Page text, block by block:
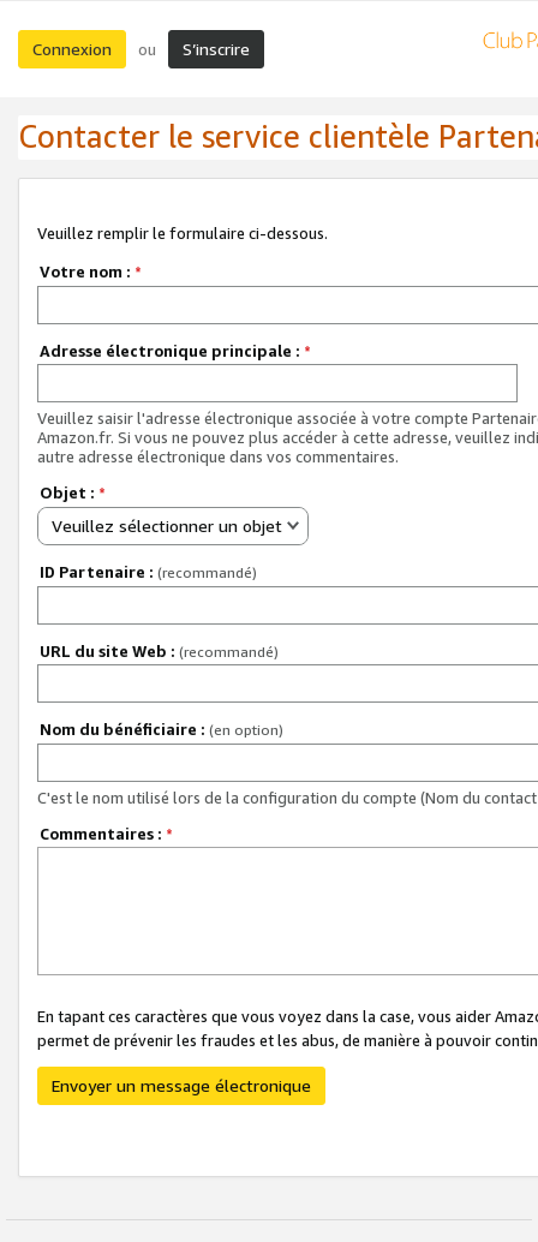
Connexion ou S’inscrire
Contacter le service clientèle
Veuillez remplir le formulaire ci-dessous.
Votre nom : *
Adresse électronique principale : *
Veuillez saisir l'adresse électronique associée à votre compte
Amazon.fr. Si vous ne pouvez plus accéder à cette adresse, veuillez
autre adresse électronique dans vos commentaires.
Objet : *
Veuillez sélectionner un objet
ID Partenaire : (recommandé)
URL du site Web : (recommandé)
Nom du bénéficiaire : (en option)
C'est le nom utilisé lors de la configuration du compte (Nom du
Commentaires : *
En tapant ces caractères que vous voyez dans la case, vous aider
permet de prévenir les fraudes et les abus, de manière à pouvoir
Envoyer un message électronique